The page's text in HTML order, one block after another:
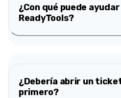
¿Con qué puede
ReadyTools?
¿Debería abrir un
primero?